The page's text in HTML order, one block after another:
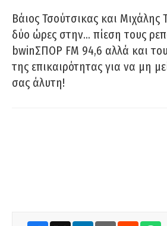
Βάιος Τσούτσικας και Μιχάλης
δύο ώρες στην… πίεση τους
bwinΣΠΟΡ FM 94,6 αλλά και
της επικαιρότητας για να μη
σας άλυτη!